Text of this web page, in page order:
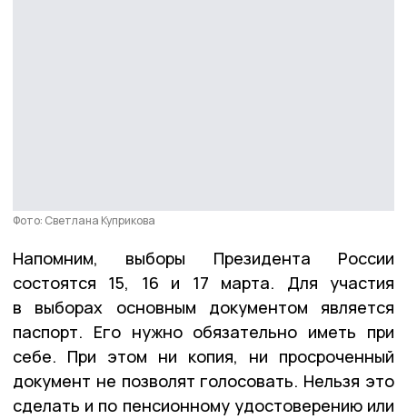
Фото: Светлана Куприкова
Напомним, выборы Президента России
состоятся 15, 16 и 17 марта. Для участия
в выборах основным документом является
паспорт. Его нужно обязательно иметь при
себе. При этом ни копия, ни просроченный
документ не позволят голосовать. Нельзя это
сделать и по пенсионному удостоверению или